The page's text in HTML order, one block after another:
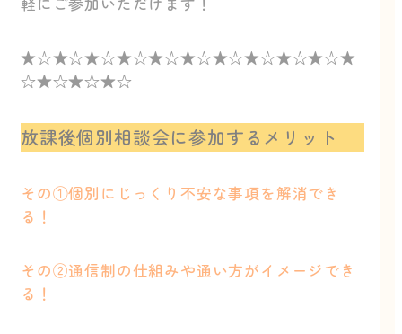
★☆★☆★☆★☆★☆★☆★☆★☆★☆★☆★
☆★☆★☆★☆
放課後個別相談会に参加するメリット
その①個別にじっくり不安な事項を解消でき
る！
その②通信制の仕組みや通い方がイメージでき
る！